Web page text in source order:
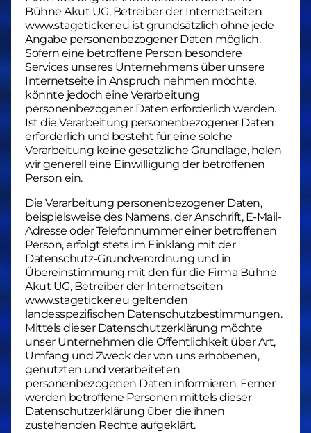
Bühne Akut UG, Betreiber der Internetseiten
www.stageticker.eu ist grundsätzlich ohne jede
Angabe personenbezogener Daten möglich.
Sofern eine betroffene Person besondere
Services unseres Unternehmens über unsere
Internetseite in Anspruch nehmen möchte,
könnte jedoch eine Verarbeitung
personenbezogener Daten erforderlich werden.
Ist die Verarbeitung personenbezogener Daten
erforderlich und besteht für eine solche
Verarbeitung keine gesetzliche Grundlage, holen
wir generell eine Einwilligung der betroffenen
Person ein.
Die Verarbeitung personenbezogener Daten,
beispielsweise des Namens, der Anschrift, E-Mail-
Adresse oder Telefonnummer einer betroffenen
Person, erfolgt stets im Einklang mit der
Datenschutz-Grundverordnung und in
Übereinstimmung mit den für die Firma Bühne
Akut UG, Betreiber der Internetseiten
www.stageticker.eu geltenden
landesspezifischen Datenschutzbestimmungen.
Mittels dieser Datenschutzerklärung möchte
unser Unternehmen die Öffentlichkeit über Art,
Umfang und Zweck der von uns erhobenen,
genutzten und verarbeiteten
personenbezogenen Daten informieren. Ferner
werden betroffene Personen mittels dieser
Datenschutzerklärung über die ihnen
zustehenden Rechte aufgeklärt.